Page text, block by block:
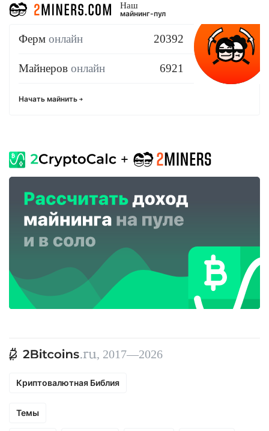
Наш
майнинг-пул
Ферм онлайн 20392
Майнеров онлайн 6921
Начать майнить
, 2017—2026
Криптовалютная Библия
Темы